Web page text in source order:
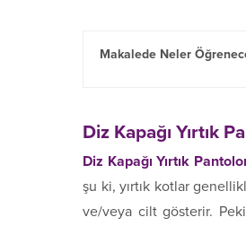
Makalede Neler
Diz Kapağı Yırtık
Diz Kapağı Yırtık
şu ki, yırtık kotlar
ve/veya cilt gösterir. Peki